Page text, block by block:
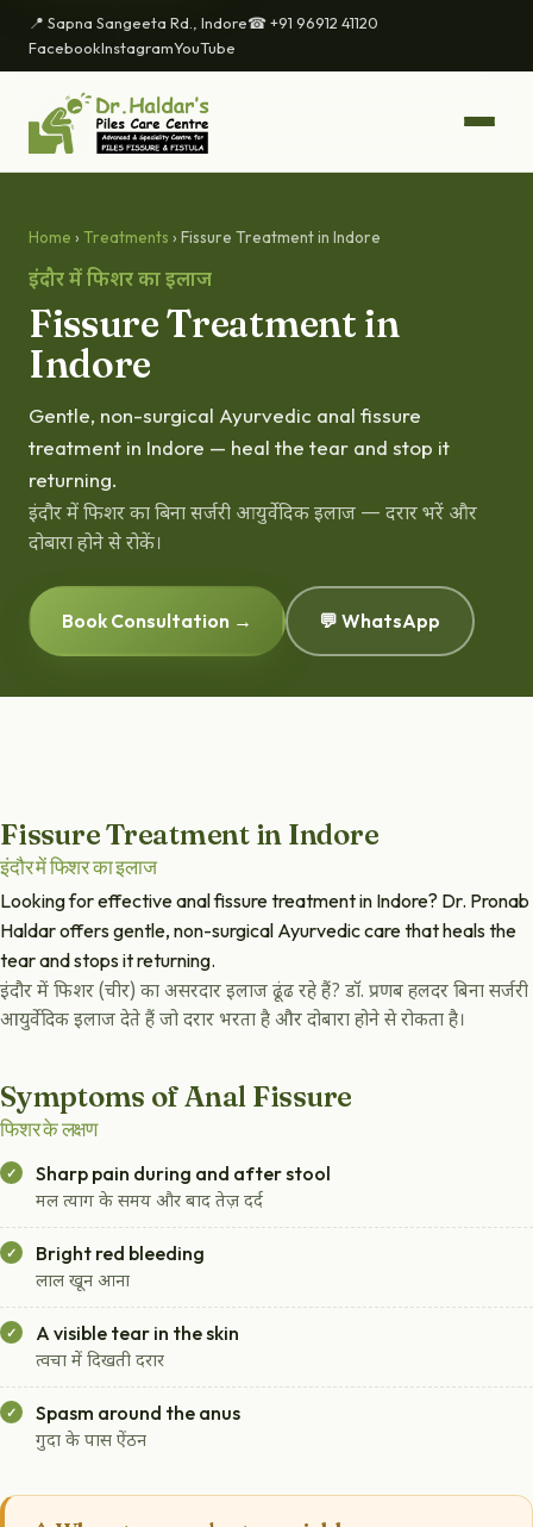
📍 Sapna Sangeeta Rd., Indore☎ +91 96912 41120
FacebookInstagramYouTube
Home › Treatments › Fissure Treatment in Indore
इंदौर में फिशर का इलाज
Fissure Treatment in
Indore
Gentle, non-surgical Ayurvedic anal fissure
treatment in Indore — heal the tear and stop it
returning.
इंदौर में फिशर का बिना सर्जरी आयुर्वेदिक इलाज — दरार भरें और
दोबारा होने से रोकें।
Book Consultation → 💬 WhatsApp
Fissure Treatment in Indore
इंदौर में फिशर का इलाज
Looking for effective anal fissure treatment in Indore? Dr. Pronab
Haldar offers gentle, non-surgical Ayurvedic care that heals the
tear and stops it returning.
इंदौर में फिशर (चीर) का असरदार इलाज ढूंढ रहे हैं? डॉ. प्रणब हलदर बिना सर्जरी
आयुर्वेदिक इलाज देते हैं जो दरार भरता है और दोबारा होने से रोकता है।
Symptoms of Anal Fissure
फिशर के लक्षण
Sharp pain during and after stool
मल त्याग के समय और बाद तेज़ दर्द
Bright red bleeding
लाल खून आना
A visible tear in the skin
त्वचा में दिखती दरार
Spasm around the anus
गुदा के पास ऐंठन